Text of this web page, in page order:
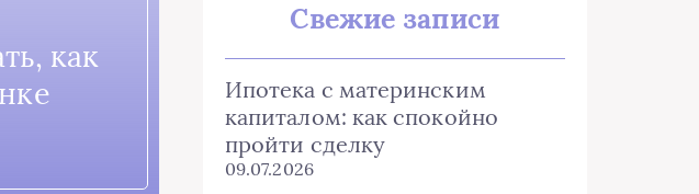
как
Свежие записи
Ипотека с материнским
капиталом: как спокойно
пройти сделку
09.07.2026